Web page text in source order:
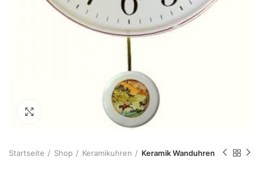
Zum Vergrößern klicken
Startseite Shop Keramikuhren Keramik Wanduhren